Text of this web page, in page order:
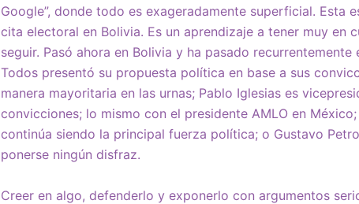
Google”, donde todo es exageradamente superficial. Esta
cita electoral en Bolivia. Es un aprendizaje a tener muy en
seguir. Pasó ahora en Bolivia y ha pasado
Todos presentó su propuesta política en base a sus
manera mayoritaria en las urnas; Pablo Iglesias es
convicciones; lo mismo con el presidente AMLO en
continúa siendo la principal fuerza política; o Gustavo
ponerse ningún disfraz.
Creer en algo, defenderlo y exponerlo con argumentos